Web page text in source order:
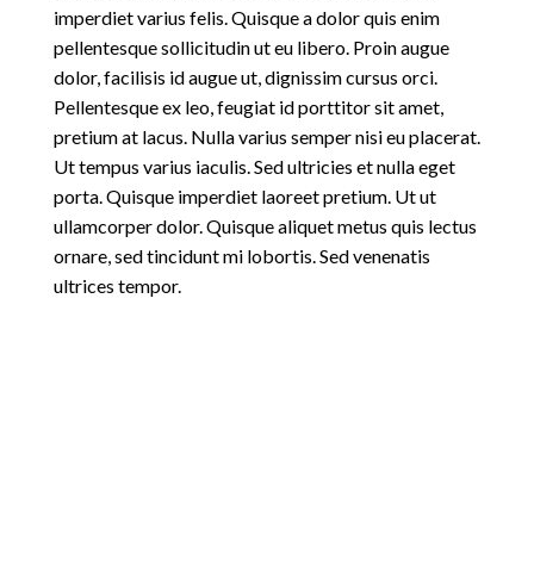
imperdiet varius felis. Quisque a dolor quis enim
pellentesque sollicitudin ut eu libero. Proin augue
dolor, facilisis id augue ut, dignissim cursus orci.
Pellentesque ex leo, feugiat id porttitor sit amet,
pretium at lacus. Nulla varius semper nisi eu placerat.
Ut tempus varius iaculis. Sed ultricies et nulla eget
porta. Quisque imperdiet laoreet pretium. Ut ut
ullamcorper dolor. Quisque aliquet metus quis lectus
ornare, sed tincidunt mi lobortis. Sed venenatis
ultrices tempor.